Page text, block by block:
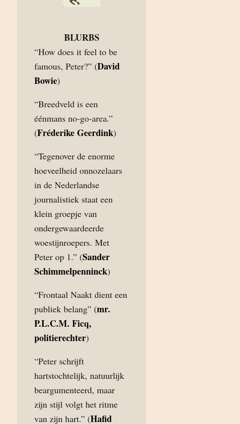
BLURBS
“How does it feel to be
famous, Peter?” (David
Bowie)
“Breedveld is een
éénmans no-go-area.”
(Fréderike Geerdink)
“Tegenover de enorme
hoeveelheid onnozelaars
in de Nederlandse
journalistiek staat een
klein groepje van
ondergewaardeerde
woestijnroepers. Met
Peter op 1.” (Sander
Schimmelpenninck)
“Frontaal Naakt dient een
publiek belang” (mr.
P.L.C.M. Ficq,
politierechter)
“Peter schrijft
hartstochtelijk, natuurlijk
beargumenteerd, maar
zijn stijl volgt het ritme
van zijn hart.” (Hafid